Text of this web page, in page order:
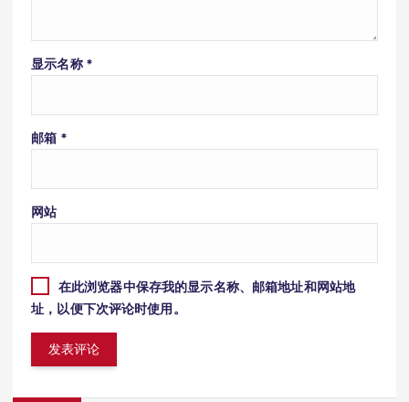
显示名称 *
邮箱 *
网站
在此浏览器中保存我的显示名称、邮箱地址和网站地
址，以便下次评论时使用。